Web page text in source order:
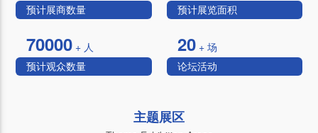
预计展商数量 预计展览面积
70000 + 人
预计观众数量
20+ 场
论坛活动
主题展区